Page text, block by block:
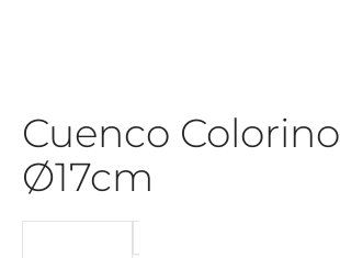
Cuenco Colorino
Ø17cm